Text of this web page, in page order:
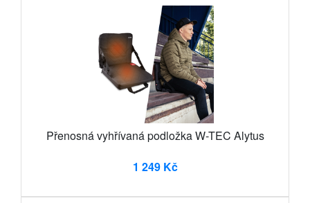
Přenosná vyhřívaná podložka W-TEC Alytus
1 249 Kč